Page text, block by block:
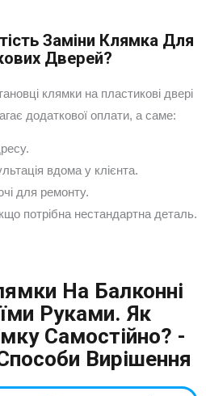
Заміни Клямка Для
Дверей?
клямки на пластикові двері
додаткової оплати, а саме:
вдома у клієнта.
для ремонту.
потрібна нестандартна деталь.
На Балконні
Руками. Як
Самостійно? -
Вирішення